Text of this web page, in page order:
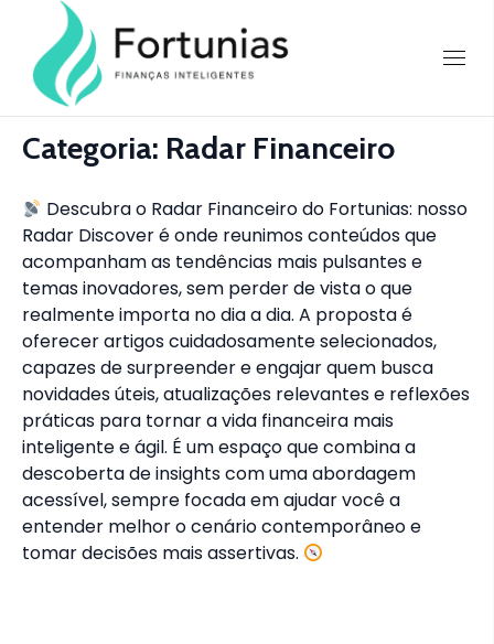
contentFortunias
Categoria: Radar Financeiro
Descubra o Radar Financeiro do Fortunias: nosso
Radar Discover é onde reunimos conteúdos que
acompanham as tendências mais pulsantes e
temas inovadores, sem perder de vista o que
realmente importa no dia a dia. A proposta é
oferecer artigos cuidadosamente selecionados,
capazes de surpreender e engajar quem busca
novidades úteis, atualizações relevantes e reflexões
práticas para tornar a vida financeira mais
inteligente e ágil. É um espaço que combina a
descoberta de insights com uma abordagem
acessível, sempre focada em ajudar você a
entender melhor o cenário contemporâneo e
tomar decisões mais assertivas.